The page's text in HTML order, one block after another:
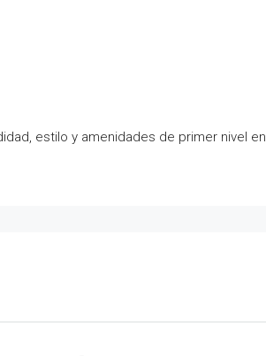
estilo y amenidades de primer nivel en